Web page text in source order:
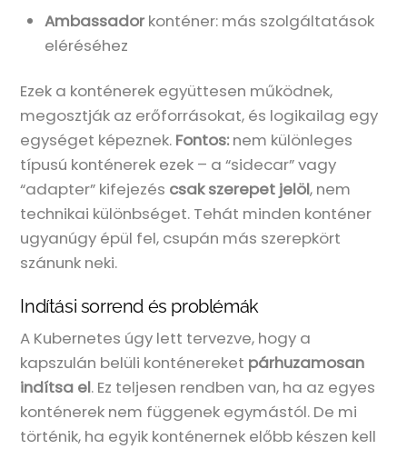
Ambassadorkonténer: más szolgáltatások
eléréséhez
Ezek a konténerek együttesen működnek,
megosztják az erőforrásokat, és logikailag egy
egységet képeznek. Fontos:nem különleges
típusú konténerek ezek – a “sidecar” vagy
“adapter” kifejezés csak szerepet jelöl, nem
technikai különbséget. Tehát minden konténer
ugyanúgy épül fel, csupán más szerepkört
szánunk neki.
Indítási sorrend és problémák
A Kubernetes úgy lett tervezve, hogy a
kapszulán belüli konténereket párhuzamosan
indítsa el. Ez teljesen rendben van, ha az egyes
konténerek nem függenek egymástól. De mi
történik, ha egyik konténernek előbb készen kell